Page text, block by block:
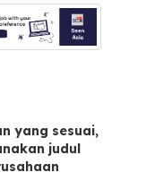
yang sesuai,
judul